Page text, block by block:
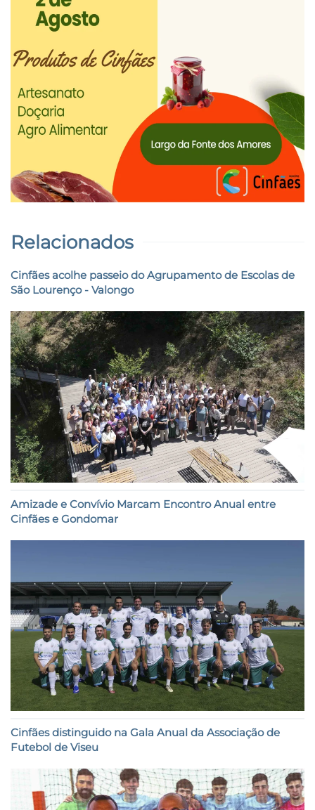
Relacionados
Cinfães acolhe passeio do Agrupamento de Escolas de
São Lourenço - Valongo
Amizade e Convívio Marcam Encontro Anual entre
Cinfães e Gondomar
Cinfães distinguido na Gala Anual da Associação de
Futebol de Viseu